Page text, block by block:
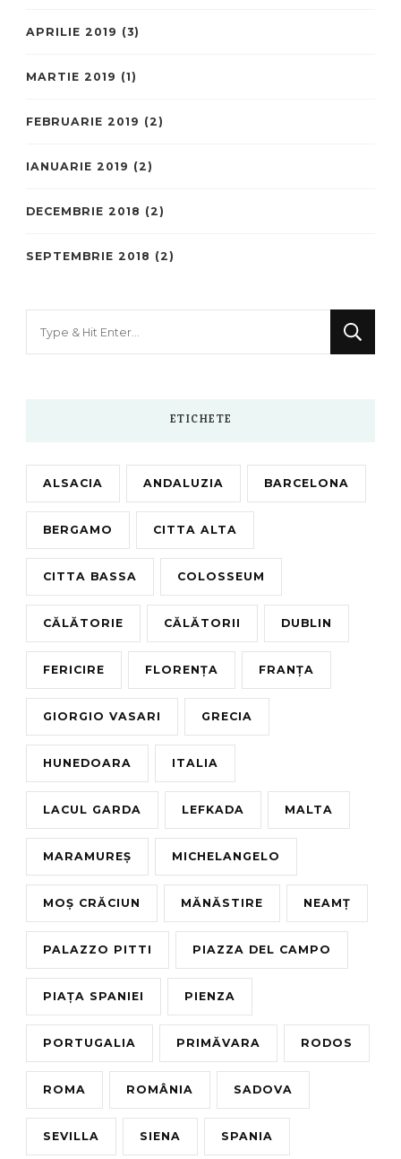
APRILIE 2019 (3)
MARTIE 2019 (1)
FEBRUARIE 2019 (2)
IANUARIE 2019 (2)
DECEMBRIE 2018 (2)
SEPTEMBRIE 2018 (2)
ETICHETE
ALSACIA ANDALUZIA BARCELONA
BERGAMO CITTA ALTA
CITTA BASSA COLOSSEUM
CĂLĂTORIE CĂLĂTORII DUBLIN
FERICIRE FLORENȚA FRANȚA
GIORGIO VASARI GRECIA
HUNEDOARA ITALIA
LACUL GARDA LEFKADA MALTA
MARAMUREȘ MICHELANGELO
MOȘ CRĂCIUN MĂNĂSTIRE NEAMȚ
PALAZZO PITTI PIAZZA DEL CAMPO
PIAȚA SPANIEI PIENZA
PORTUGALIA PRIMĂVARA RODOS
ROMA ROMÂNIA SADOVA
SEVILLA SIENA SPANIA